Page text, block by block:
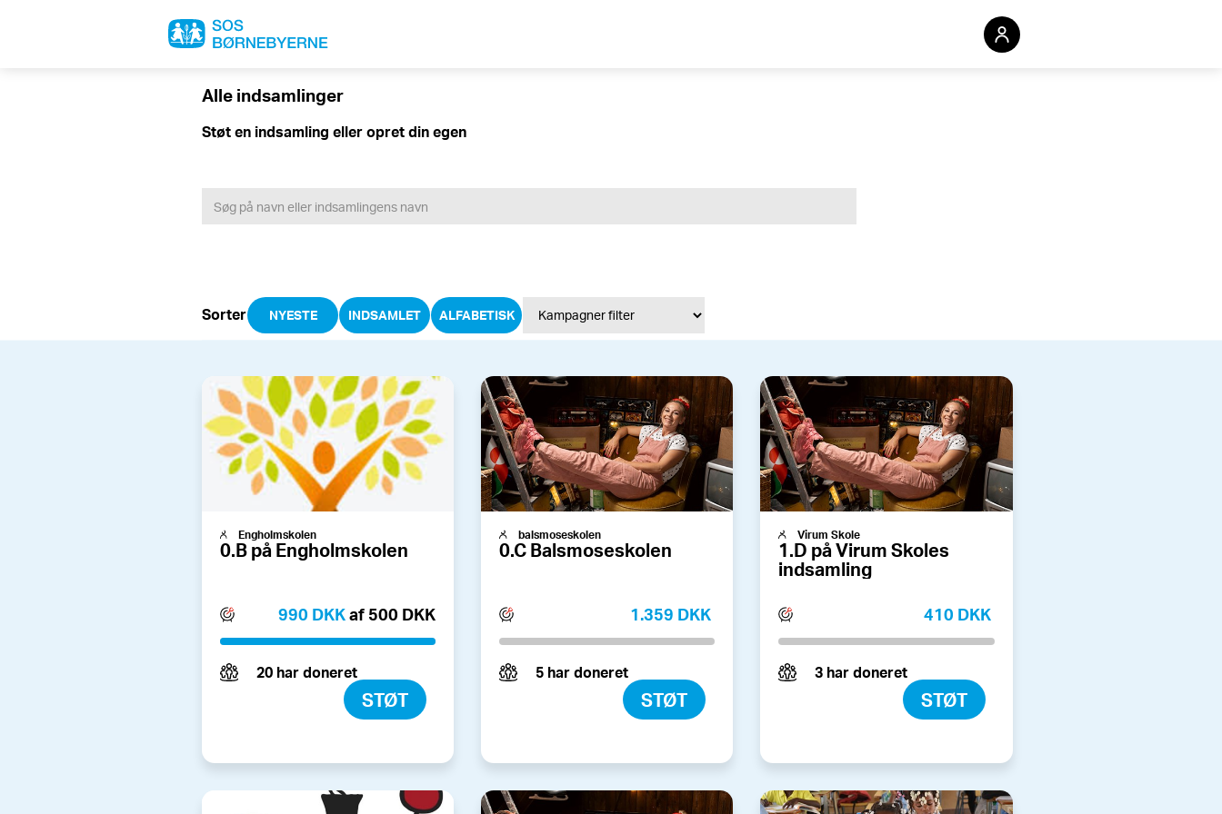
Alle indsamlinger​
Støt en indsamling eller opret din egen
Sorter NYESTE INDSAMLET ALFABETISK
Engholmskolen
0.B på Engholmskolen
990 DKKaf 500 DKK
20 har doneret
STØT
balsmoseskolen
0.C Balsmoseskolen
1.359 DKK
5 har doneret
STØT
Virum Skole
1.D på Virum Skoles
indsamling
410 DKK
3 har doneret
STØT